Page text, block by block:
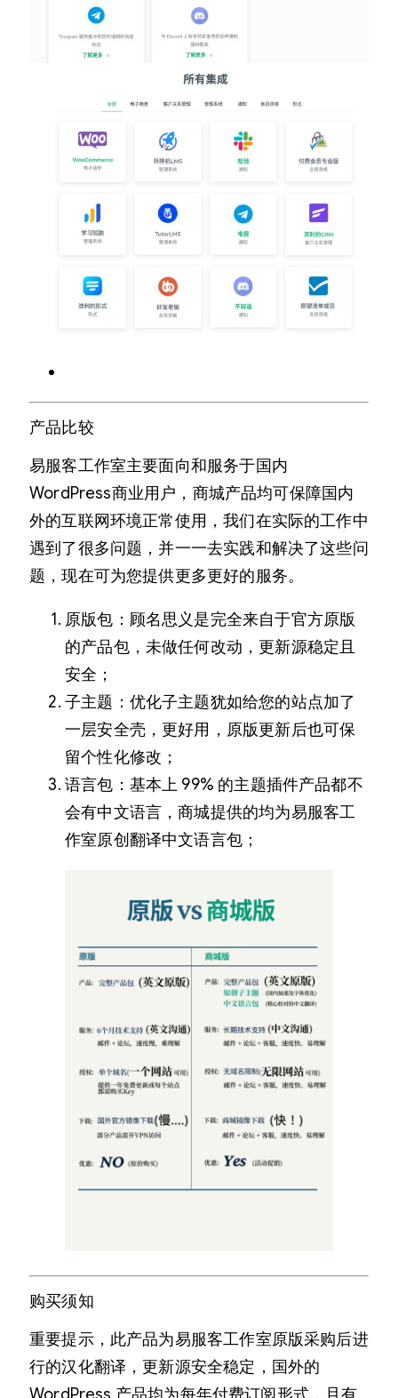
产品比较
易服客工作室主要面向和服务于国内
WordPress商业用户，商城产品均可保障国内
外的互联网环境正常使用，我们在实际的工作中
遇到了很多问题，并一一去实践和解决了这些问
题，现在可为您提供更多更好的服务。
原版包：顾名思义是完全来自于官方原版
的产品包，未做任何改动，更新源稳定且
安全；
子主题：优化子主题犹如给您的站点加了
一层安全壳，更好用，原版更新后也可保
留个性化修改；
语言包：基本上 99% 的主题插件产品都不
会有中文语言，商城提供的均为易服客工
作室原创翻译中文语言包；
购买须知
重要提示，此产品为易服客工作室原版采购后进
行的汉化翻译，更新源安全稳定，国外的
WordPress 产品均为每年付费订阅形式，且有